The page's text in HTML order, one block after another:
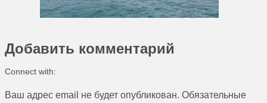
Добавить комментарий
Connect with:
Ваш адрес email не будет опубликован. Обязательные